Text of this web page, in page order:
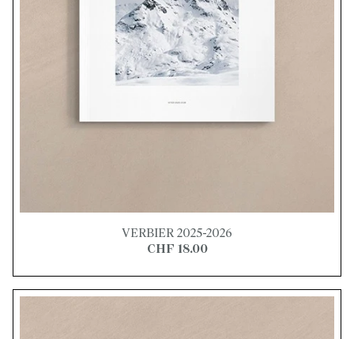
VERBIER 2025-2026
CHF 18.00